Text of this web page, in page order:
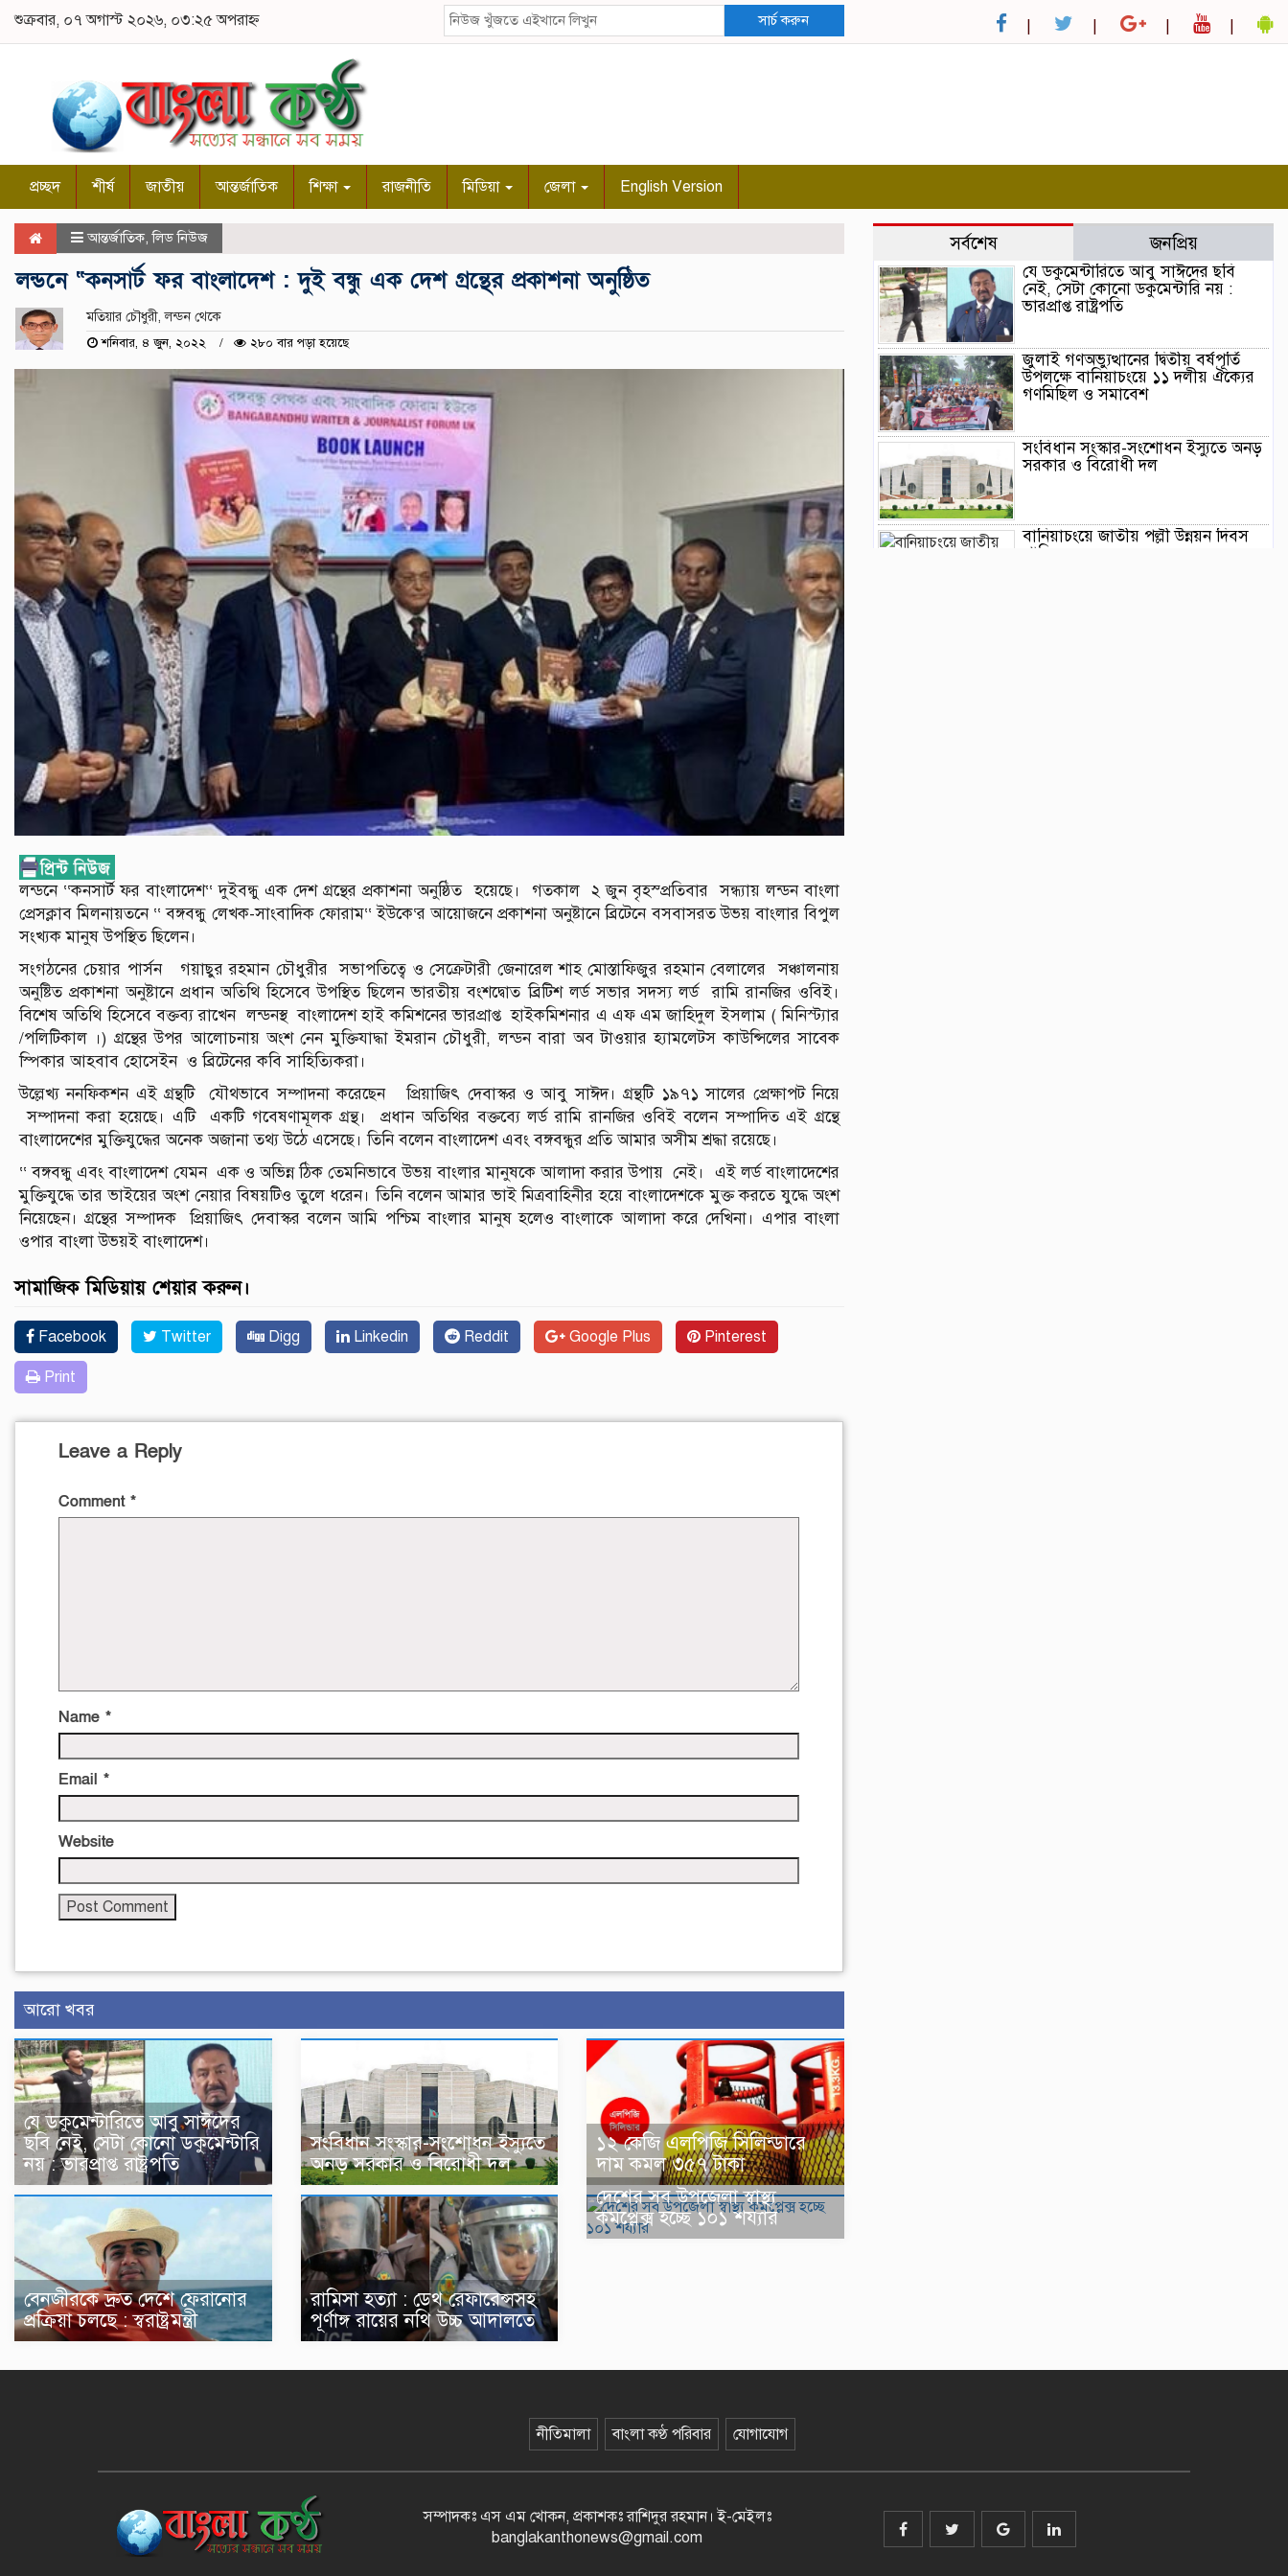
শুক্রবার, ০৭ অগাস্ট ২০২৬, ০৩:২৫ অপরাহ্ন সার্চ করুন
প্রচ্ছদ শীর্ষ জাতীয় আন্তর্জাতিক শিক্ষা রাজনীতি মিডিয়া জেলা English Version
আন্তর্জাতিক,লিড নিউজ
লন্ডনে “কনসার্ট ফর বাংলাদেশ : দুই বন্ধু এক দেশ গ্রন্থের প্রকাশনা অনুষ্ঠিত
মতিয়ার চৌধুরী, লন্ডন থেকে
শনিবার, ৪ জুন, ২০২২ ২৮০ বার পড়া হয়েছে
লন্ডনে ‘‘কনসার্ট ফর বাংলাদেশ‘‘ দুইবন্ধু এক দেশ গ্রন্থের প্রকাশনা অনুষ্ঠিত হয়েছে। গতকাল ২ জুন বৃহস্প্রতিবার সন্ধ্যায় লন্ডন বাংলা
প্রেসক্লাব মিলনায়তনে ‘‘ বঙ্গবন্ধু লেখক-সাংবাদিক ফোরাম‘‘ ইউকে‘র আয়োজনে প্রকাশনা অনুষ্টানে ব্রিটেনে বসবাসরত উভয় বাংলার বিপুল
সংখ্যক মানুষ উপস্থিত ছিলেন।
সংগঠনের চেয়ার পার্সন গয়াছুর রহমান চৌধুরীর সভাপতিত্বে ও সেক্রেটারী জেনারেল শাহ মোস্তাফিজুর রহমান বেলালের সঞ্চালনায়
অনুষ্টিত প্রকাশনা অনুষ্টানে প্রধান অতিথি হিসেবে উপস্থিত ছিলেন ভারতীয় বংশদ্বোত ব্রিটিশ লর্ড সভার সদস্য লর্ড রামি রানজির ওবিই।
বিশেষ অতিথি হিসেবে বক্তব্য রাখেন লন্ডনস্থ বাংলাদেশ হাই কমিশনের ভারপ্রাপ্ত হাইকমিশনার এ এফ এম জাহিদুল ইসলাম ( মিনিস্ট্যার
/পলিটিকাল ।) গ্রন্থের উপর আলোচনায় অংশ নেন মুক্তিযাদ্ধা ইমরান চৌধুরী, লন্ডন বারা অব টাওয়ার হ্যামলেটস কাউন্সিলের সাবেক
স্পিকার আহবাব হোসেইন ও ব্রিটেনের কবি সাহিত্যিকরা।
উল্লেখ্য ননফিকশন এই গ্রন্থটি যৌথভাবে সম্পাদনা করেছেন প্রিয়াজিৎ দেবাস্কর ও আবু সাঈদ। গ্রন্থটি ১৯৭১ সালের প্রেক্ষাপট নিয়ে
সম্পাদনা করা হয়েছে। এটি একটি গবেষণামূলক গ্রন্থ। প্রধান অতিথির বক্তব্যে লর্ড রামি রানজির ওবিই বলেন সম্পাদিত এই গ্রন্থে
বাংলাদেশের মুক্তিযুদ্ধের অনেক অজানা তথ্য উঠে এসেছে। তিনি বলেন বাংলাদেশ এবং বঙ্গবন্ধুর প্রতি আমার অসীম শ্রদ্ধা রয়েছে।
‘‘ বঙ্গবন্ধু এবং বাংলাদেশ যেমন এক ও অভিন্ন ঠিক তেমনিভাবে উভয় বাংলার মানুষকে আলাদা করার উপায় নেই। এই লর্ড বাংলাদেশের
মুক্তিযুদ্ধে তার ভাইয়ের অংশ নেয়ার বিষয়টিও তুলে ধরেন। তিনি বলেন আমার ভাই মিত্রবাহিনীর হয়ে বাংলাদেশকে মুক্ত করতে যুদ্ধে অংশ
নিয়েছেন। গ্রন্থের সম্পাদক প্রিয়াজিৎ দেবাস্কর বলেন আমি পশ্চিম বাংলার মানুষ হলেও বাংলাকে আলাদা করে দেখিনা। এপার বাংলা
ওপার বাংলা উভয়ই বাংলাদেশ।
সামাজিক মিডিয়ায় শেয়ার করুন।
Facebook Twitter Digg Linkedin Reddit Google Plus Pinterest
Print
Leave a Reply
Comment *
Name *
Email *
Website
আরো খবর
যে ডকুমেন্টারিতে আবু সাঈদের
ছবি নেই, সেটা কোনো ডকুমেন্টারি
নয় : ভারপ্রাপ্ত রাষ্ট্রপতি
সংবিধান সংস্কার-সংশোধন ইস্যুতে
অনড় সরকার ও বিরোধী দল
১২ কেজি এলপিজি সিলিন্ডারে
দাম কমল ৩৫৭ টাকা
বেনজীরকে দ্রুত দেশে ফেরানোর
প্রক্রিয়া চলছে : স্বরাষ্ট্রমন্ত্রী
রামিসা হত্যা : ডেথ রেফারেন্সসহ
পূর্ণাঙ্গ রায়ের নথি উচ্চ আদালতে
দেশের সব উপজেলা স্বাস্থ্য
কমপ্লেক্স হচ্ছে ১০১ শয্যার
সর্বশেষ জনপ্রিয়
যে ডকুমেন্টারিতে আবু সাঈদের ছবি
নেই, সেটা কোনো ডকুমেন্টারি নয় :
ভারপ্রাপ্ত রাষ্ট্রপতি
জুলাই গণঅভ্যুত্থানের দ্বিতীয় বর্ষপূর্তি
উপলক্ষে বানিয়াচংয়ে ১১ দলীয় ঐক্যের
গণমিছিল ও সমাবেশ
সংবিধান সংস্কার-সংশোধন ইস্যুতে অনড়
সরকার ও বিরোধী দল
বানিয়াচংয়ে জাতীয় পল্লী উন্নয়ন দিবস
পালিত
নীতিমালা বাংলা কণ্ঠ পরিবার যোগাযোগ
সম্পাদকঃ এস এম খোকন, প্রকাশকঃ রাশিদুর রহমান। ই-মেইলঃ
banglakanthonews@gmail.com